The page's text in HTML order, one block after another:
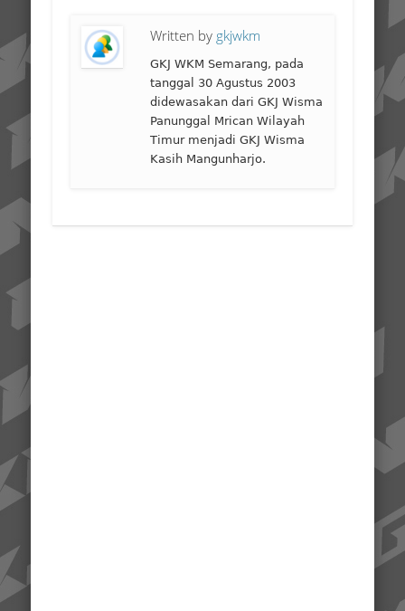
Written by gkjwkm
GKJ WKM Semarang, pada
tanggal 30 Agustus 2003
didewasakan dari GKJ Wisma
Panunggal Mrican Wilayah
Timur menjadi GKJ Wisma
Kasih Mangunharjo.